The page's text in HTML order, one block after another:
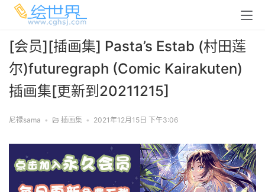
[会员][插画集] Pasta’s Estab (村田莲
尔)futuregraph (Comic Kairakuten)
插画集[更新到20211215]
尼禄sama • 插画集 • 2021年12月15日 下午3:06